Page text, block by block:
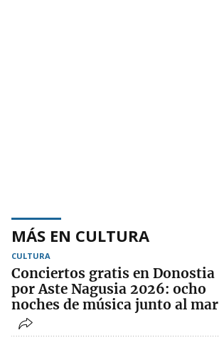
MÁS EN CULTURA
CULTURA
Conciertos gratis en Donostia
por Aste Nagusia 2026: ocho
noches de música junto al mar